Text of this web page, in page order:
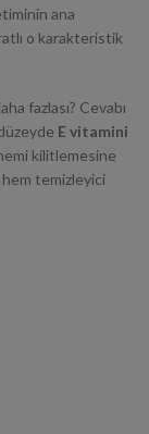
ana
o karakteristik
fazlası? Cevabı
E vitamini
kilitlemesine
hem temizleyici